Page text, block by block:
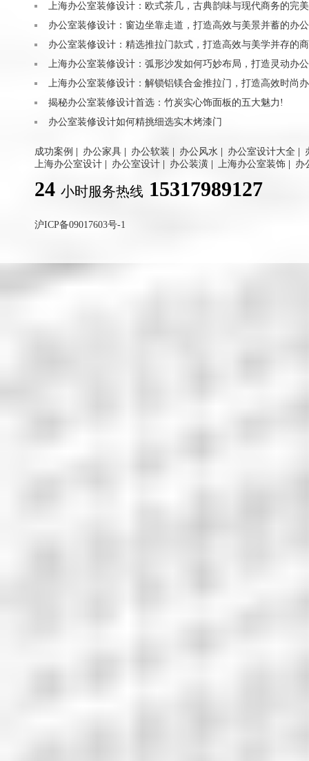
上海办公室装修设计：欧式茶几，古典韵味与现代商务的完
办公室装修设计：窗边坐靠走道，打造高效与美景并蓄的办
办公室装修设计：精选推拉门款式，打造高效与美学并存的
上海办公室装修设计：弧形沙发如何巧妙布局，打造灵动办
上海办公室装修设计：解锁铝镁合金推拉门，打造高效时尚
揭秘办公室装修设计首选：竹炭实心饰面板的五大魅力!
办公室装修设计如何精挑细选实木烤漆门
成功案例 办公家具 办公软装 办公风水 办公室设计大全
上海办公室设计
办公室设计 办公装潢 上海办公室装饰 办
24 小时服务热线 15317989127
沪ICP备09017603号-1